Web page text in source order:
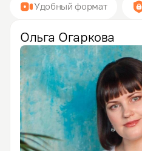
Удобный формат
Ольга Огаркова